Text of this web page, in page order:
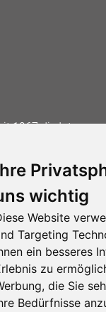
wichtig
Website
Targeting
ein besseres
zu
die Sie
Bedürfnisse
1967 die
und fordert die
als